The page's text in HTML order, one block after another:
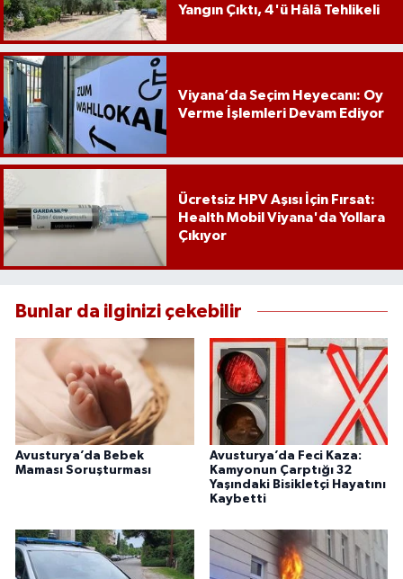
Yangın Çıktı, 4'ü Hâlâ Tehlikeli
Viyana’da Seçim Heyecanı: Oy
Verme İşlemleri Devam Ediyor
Ücretsiz HPV Aşısı İçin Fırsat:
Health Mobil Viyana'da Yollara
Çıkıyor
Bunlar da ilginizi çekebilir
Avusturya’da Bebek
Maması Soruşturması
Avusturya’da Feci Kaza:
Kamyonun Çarptığı 32
Yaşındaki Bisikletçi Hayatını
Kaybetti